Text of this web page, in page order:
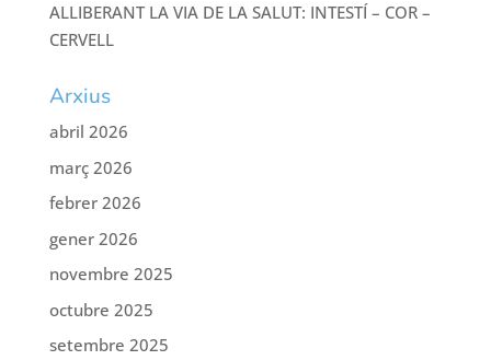
ALLIBERANT LA VIA DE LA SALUT: INTESTÍ – COR –
CERVELL
Arxius
abril 2026
març 2026
febrer 2026
gener 2026
novembre 2025
octubre 2025
setembre 2025